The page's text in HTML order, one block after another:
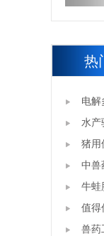
热
电解
实力
水产
猪用
的【
中兽
牛蛙
值得
兽药